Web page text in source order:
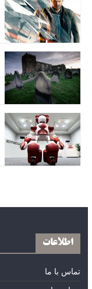
اطلاعات
تماس با ما